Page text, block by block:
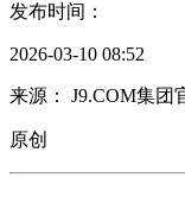
发布时间：
2026-03-10 08:52
来源： J9.COM集团
原创